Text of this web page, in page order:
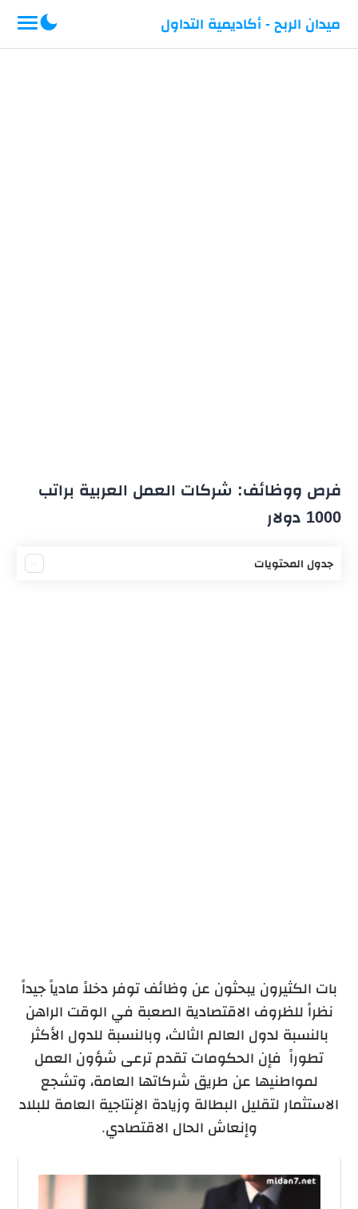
ميدان الربح - أكاديمية التداول
فرص ووظائف: شركات العمل العربية براتب
1000 دولار
جدول المحتويات
بات الكثيرون يبحثون عن وظائف توفر دخلاً مادياً جيداً
نظراً للظروف الاقتصادية الصعبة في الوقت الراهن
بالنسبة لدول العالم الثالث، وبالنسبة للدول الأكثر
تطوراً فإن الحكومات تقدم ترعى شؤون العمل
لمواطنيها عن طريق شركاتها العامة، وتشجع
الاستثمار لتقليل البطالة وزيادة الإنتاجية العامة للبلاد
وإنعاش الحال الاقتصادي.